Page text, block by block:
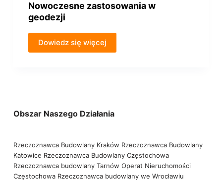
Nowoczesne zastosowania w
geodezji
Dowiedz się więcej
Obszar Naszego Działania
Rzeczoznawca Budowlany Kraków Rzeczoznawca Budowlany
Katowice Rzeczoznawca Budowlany Częstochowa
Rzeczoznawca budowlany Tarnów Operat Nieruchomości
Częstochowa Rzeczoznawca budowlany we Wrocławiu